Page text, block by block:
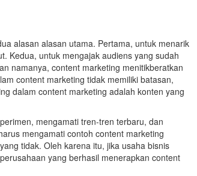
alasan alasan utama. Pertama, untuk menarik
Kedua, untuk mengajak audiens yang sudah
namanya, content marketing menitikberatkan
content marketing tidak memiliki batasan,
dalam content marketing adalah konten yang
mengamati tren-tren terbaru, dan
mengamati contoh content marketing
tidak. Oleh karena itu, jika usaha bisnis
yang berhasil menerapkan content